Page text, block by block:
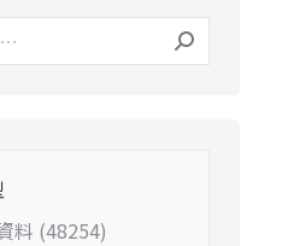
料 (48254)